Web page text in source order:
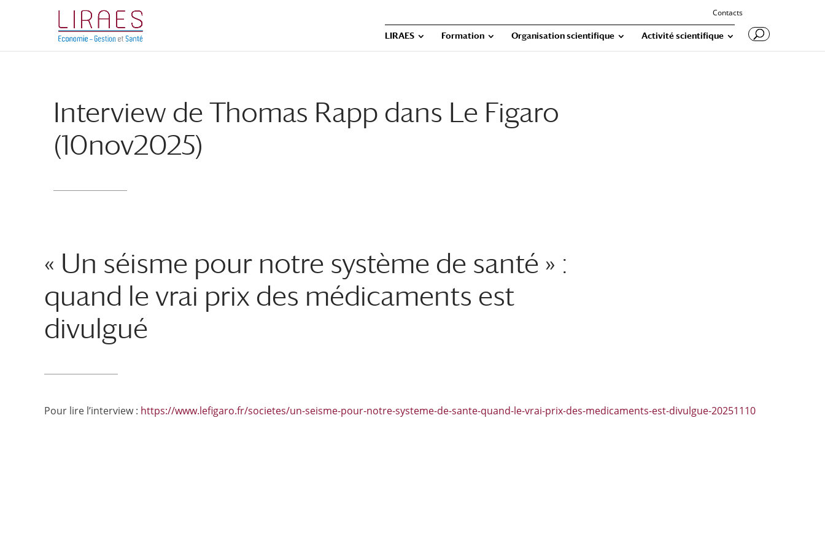
principal
navigation
Contacts
LIRAES Formation Organisation scientifique Activité scientifique
Interview de Thomas Rapp dans Le Figaro
(10nov2025)
« Un séisme pour notre système de santé » :
quand le vrai prix des médicaments est
divulgué
Pour lire l’interview : https://www.lefigaro.fr/societes/un-seisme-pour-notre-systeme-de-sante-quand-le-vrai-prix-des-medicaments-est-divulgue-20251110